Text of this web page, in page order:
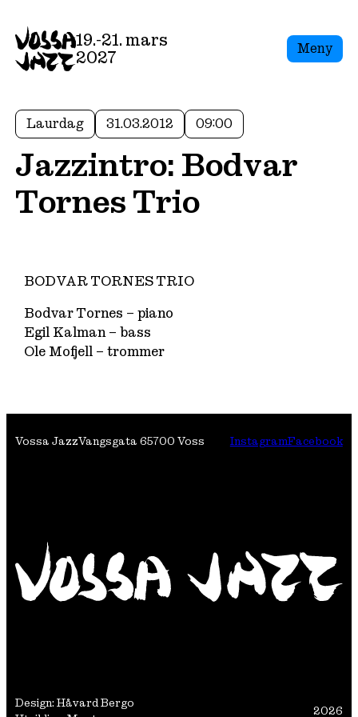
19.-21. mars
2027
Meny
Laurdag 31.03.2012 09:00
Jazzintro: Bodvar
Tornes Trio
BODVAR TORNES TRIO
Bodvar Tornes – piano
Egil Kalman – bass
Ole Mofjell – trommer
Vossa JazzVangsgata 65700 Voss InstagramFacebook
Design: Håvard Bergo
2026